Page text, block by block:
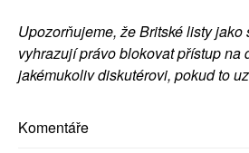
Upozorňujeme, že Britské listy jako
vyhrazují právo blokovat přístup na
jakémukoliv diskutérovi, pokud to
Komentáře